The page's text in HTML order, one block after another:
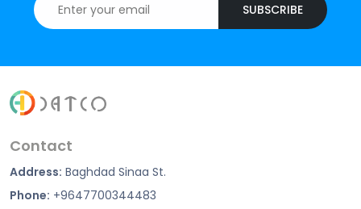
SUBSCRIBE
Contact
Address: Baghdad Sinaa St.
Phone: +9647700344483